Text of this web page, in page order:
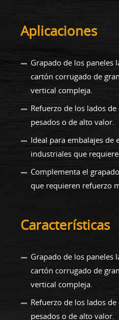
Aplicaciones
Grapado de los paneles
cartón corrugado de
vertical compleja.
Refuerzo de los lados
pesados o de alto valor.
Ideal para embalajes de
industriales que
Complementa el
que requieren refuerzo
Características
Grapado de los paneles
cartón corrugado de
vertical compleja.
Refuerzo de los lados
pesados o de alto valor.